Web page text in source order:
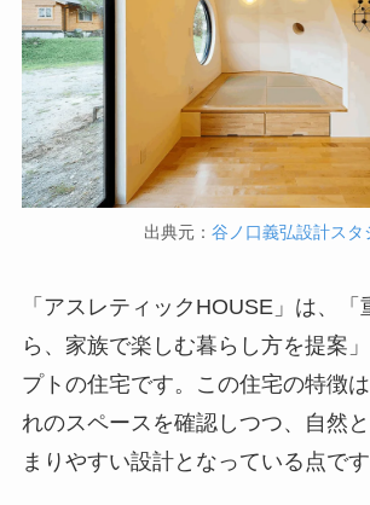
出典元： 谷ノ口義弘設計スタ
「アスレティックHOUSE」は、
ら、家族で楽しむ暮らし方を提案
プトの住宅です。この住宅の特徴
れのスペースを確認しつつ、自然
まりやすい設計となっている点です